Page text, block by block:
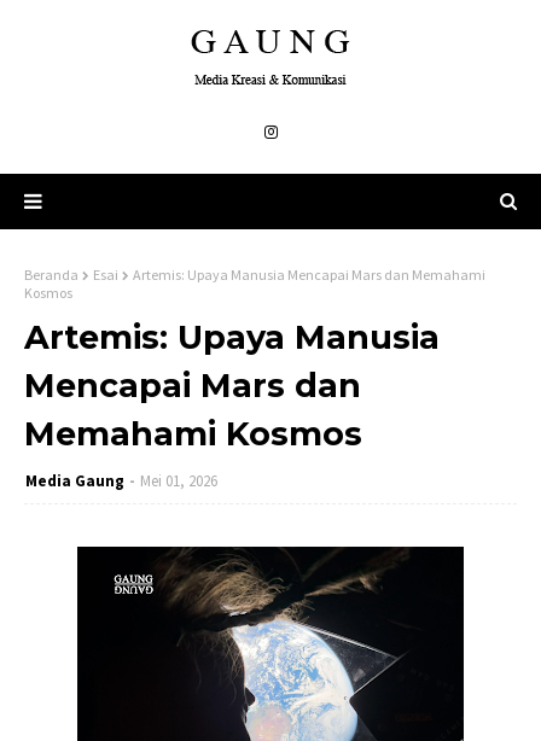
Beranda Esai
Artemis: Upaya Manusia Mencapai Mars dan Memahami
Kosmos
Artemis: Upaya Manusia
Mencapai Mars dan
Memahami Kosmos
Media Gaung Mei 01, 2026